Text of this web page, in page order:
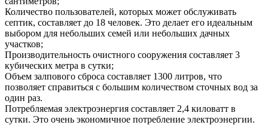
Количество пользователей, которых может обслуживать
септик, составляет до 18 человек. Это делает его идеальным
выбором для небольших семей или небольших дачных
участков;
Производительность очистного сооружения составляет 3
кубических метра в сутки;
Объем залпового сброса составляет 1300 литров, что
позволяет справиться с большим количеством сточных вод за
один раз.
Потребляемая электроэнергия составляет 2,4 киловатт в
сутки. Это очень экономичное потребление электроэнергии.